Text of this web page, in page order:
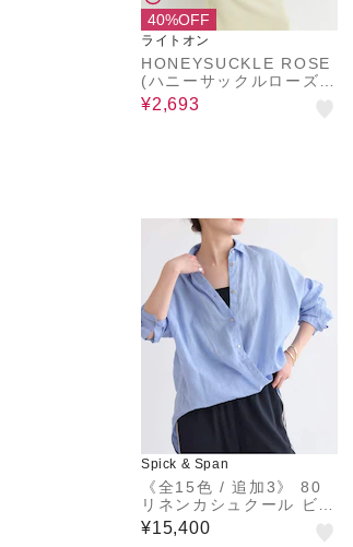
40%OFF
ライトオン
HONEYSUCKLE ROSE
(ハニーサックルローズ)
シアービッグシャツ
¥2,693
Spick & Span
《全15色 / 追加3》 80
リネンカシュクール ビッ
グシャツ
¥15,400